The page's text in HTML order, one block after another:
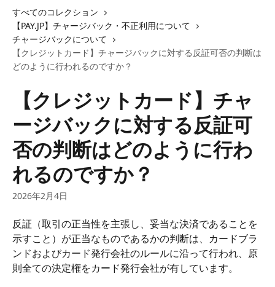
すべてのコレクション
【PAY.JP】チャージバック・不正利用について
チャージバックについて
【クレジットカード】チャージバックに対する反証可否の判断は
どのように行われるのですか？
【クレジットカード】チャ
ージバックに対する反証可
否の判断はどのように行わ
れるのですか？
2026年2月4日
反証（取引の正当性を主張し、妥当な決済であることを
示すこと）が正当なものであるかの判断は、カードブラ
ンドおよびカード発行会社のルールに沿って行われ、原
則全ての決定権をカード発行会社が有しています。